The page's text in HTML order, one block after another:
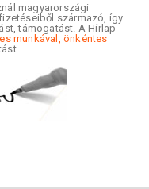
magyarországi
származó, így
támogatást. A Hírlap
munkával, önkéntes